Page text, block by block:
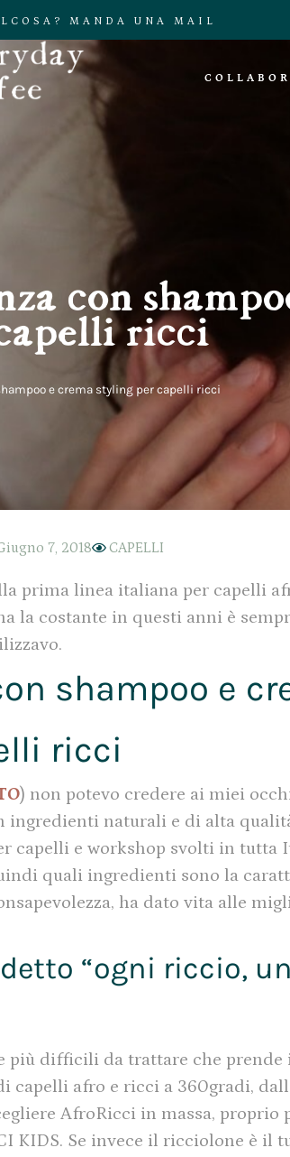
MANDA UNA MAIL
con
ricci
e crema styling per capelli ricci
7, 2018 CAPELLI
prima linea italiana per capelli
la costante in questi anni è
shampoo e
ricci
) non potevo credere ai miei
ingredienti naturali e di alta
capelli e workshop svolti in tutta
quali ingredienti sono la
ha dato vita alle
“ogni riccio,
più difficili da trattare che
afro e ricci a 360gradi,
AfroRicci in massa, proprio
KIDS. Se invece il ricciolone è il